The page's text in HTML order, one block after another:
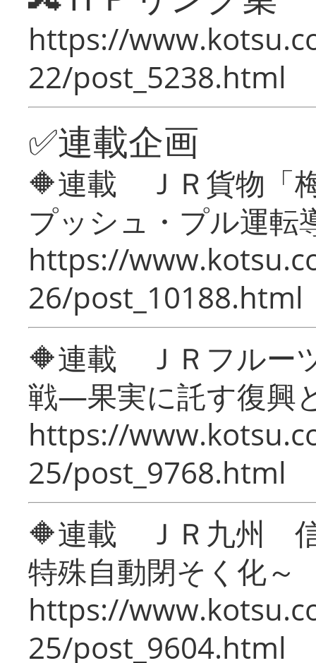
https://
22/post_5238.html
✅連載企画
🔶連載 ＪＲ貨物「
プッシュ・プル運転
https://
26/post_10188.html
🔶連載 ＪＲフルー
戦―果実に託す復興
https://
25/post_9768.html
🔶連載 ＪＲ九州 信
特殊自動閉そく化～
https://
25/post_9604.html